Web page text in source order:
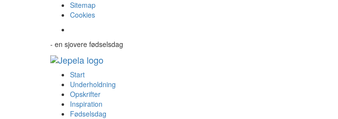
Sitemap
Cookies
- en sjovere fødselsdag
Start
Underholdning
Opskrifter
Inspiration
Fødselsdag